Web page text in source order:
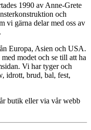
1990 av Anne-Grete
och
vi gärna delar med oss av
Europa, Asien och USA.
modet och se till att ha
Vi har tyger och
idrott, brud, bal, fest,
butik eller via vår webb